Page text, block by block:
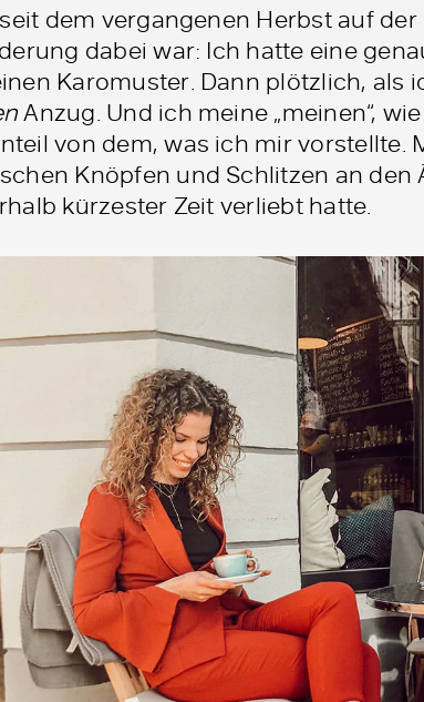
dem vergangenen Herbst auf
dabei war: Ich hatte eine
Karomuster. Dann plötzlich, als
Anzug. Und ich meine „meinen“,
von dem, was ich mir vorstellte.
Knöpfen und Schlitzen an
kürzester Zeit verliebt hatte.